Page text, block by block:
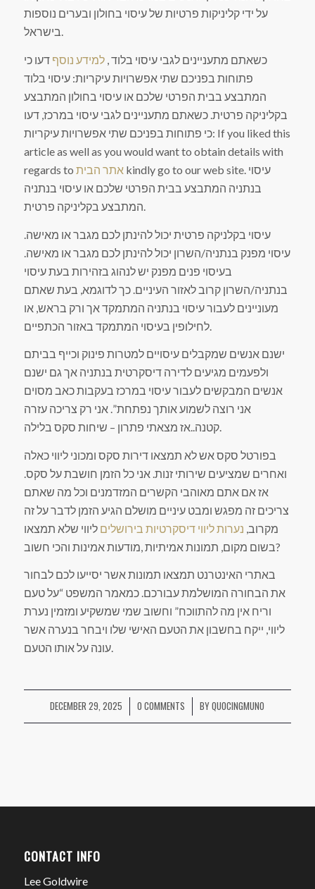
על ידי קליניקות פרטיות של עיסוי בחולון ובערים נוספות
בישראל.
כשאתם מתעניינים לגבי עיסוי בלוד ,למידע נוסף דעו כי
פתוחות בפניכם שתי אפשרויות עיקריות: עיסוי בלוד
המתבצע בבית הפרטי שלכם או עיסוי בחולון המתבצע
בקליניקה פרטית. כשאתם מתעניינים לגבי עיסוי במרכז, דעו
כי פתוחות בפניכם שתי אפשרויות עיקריות: If you liked this
article as well as you would want to obtain details with
regards to אתר הביתkindly go to our web site. עיסוי
בנתניה המתבצע בבית הפרטי שלכם או עיסוי בנתניה
המתבצע בקליניקה פרטית.
עיסוי בקלניקה פרטית יכול להינתן לכם מגבר או מאישה.
עיסוי מפנק בנתניה/השרון יכול להינתן לכם מגבר או מאישה.
בעיסוי פנים מפנק יש לנהוג בזהירות בעת עיסוי
בנתניה/השרון קרוב לאזור העיניים. כך לדוגמא, בעת שאתם
מעוניינים לעבור עיסוי בנתניה המתמקד אך ורק בראש, או
לחילופין בעיסוי המתמקד באזור הכתפיים.
ישנם אנשים שמקבלים עיסויים למטרות פינוק וכייף בביתם
ולפעמים מגיעים לדירה דיסקרטית בנתניה אך גם ישנם
אנשים המבקשים לעבור עיסוי במרכז בעקבות כאב מסוים
אני רוצה לשמוע אותך נפתחת”. אני רק צריכה עזרה
קטנה..אז מצאתי פתרון – שיחות סקס בלילה.
בפורטל סקס אש לא תמצאו דירות סקס ומכוני ליווי כאלה
ואחרים שמציעים שירותי זנות. אני כל הזמן חושבת על סקס.
אז אם אתם מאוהבי הקשרים המזדמנים וכל מה שאתם
צריכים זה מפגש ומבט עיניים מושלם הגיע הזמן לדבר על זה
מקרוב, נערות ליווי דיסקרטיות בירושלים ליווי שלא תמצאו
בשום מקום, תמונות אמיתיות ,מודעות אמינות והכי חשוב?
באתרי האינטרנט תמצאו תמונות אשר יסייעו לכם לבחור
את הבחורה המושלמת עבורכם. כמאמר המשפט “על טעם
וריח אין מה להתווכח” וחשוב שמי שמשקיע ומזמין נערת
ליווי, ייקח בחשבון את הטעם האישי שלו ויבחר בנערה אשר
עונה על אותו הטעם.
DECEMBER 29, 2025
/ 0 COMMENTS
/ BYQUOCINGMUNO
CONTACT INFO
Lee Goldwire